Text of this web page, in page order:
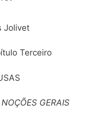
Jolivet
Terceiro
NOÇÕES GERAIS